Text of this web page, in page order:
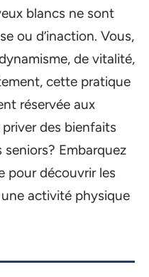
blancs ne sont
ou d’inaction. Vous,
de vitalité,
cette pratique
réservée aux
des bienfaits
Embarquez
pour découvrir les
activité physique